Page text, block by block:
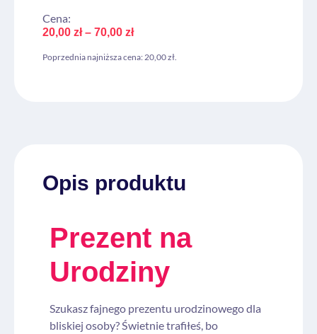
Cena:
20,00 zł – 70,00 zł
Poprzednia najniższa cena: 20,00zł
Opis produktu
Prezent na
Urodziny
Szukasz fajnego prezentu urodzinowego dla
bliskiej osoby? Świetnie trafiłeś, bo